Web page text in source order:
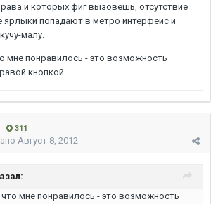
и которых фиг вызовешь, отсутствие
ярлыки попадают в метро интерфейс и
малу.
понравилось - это возможность
кнопкой.
311
Август 8, 2012
мне понравилось - это возможность